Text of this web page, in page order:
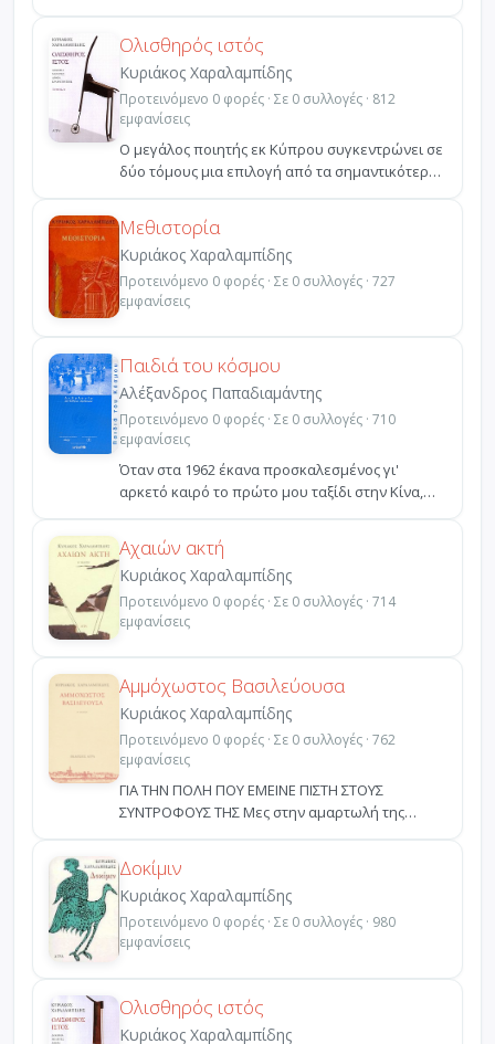
Κυριάκου Χαλαμπίδη π...
Ολισθηρός ιστός
Κυριάκος Χαραλαμπίδης
Προτεινόμενο 0 φορές · Σε 0 συλλογές · 812
εμφανίσεις
Ο μεγάλος ποιητής εκ Κύπρου συγκεντρώνει σε
δύο τόμους μια επιλογή από τα σημαντικότερα
δοκιμιακά το...
Μεθιστορία
Κυριάκος Χαραλαμπίδης
Προτεινόμενο 0 φορές · Σε 0 συλλογές · 727
εμφανίσεις
Παιδιά του κόσμου
Αλέξανδρος Παπαδιαμάντης
Προτεινόμενο 0 φορές · Σε 0 συλλογές · 710
εμφανίσεις
Όταν στα 1962 έκανα προσκαλεσμένος γι'
αρκετό καιρό το πρώτο μου ταξίδι στην Κίνα,
είχα την ευκαιρία...
Αχαιών ακτή
Κυριάκος Χαραλαμπίδης
Προτεινόμενο 0 φορές · Σε 0 συλλογές · 714
εμφανίσεις
Αμμόχωστος Βασιλεύουσα
Κυριάκος Χαραλαμπίδης
Προτεινόμενο 0 φορές · Σε 0 συλλογές · 762
εμφανίσεις
ΓΙΑ ΤΗΝ ΠΟΛΗ ΠΟΥ ΕΜΕΙΝΕ ΠΙΣΤΗ ΣΤΟΥΣ
ΣΥΝΤΡΟΦΟΥΣ ΤΗΣ Μες στην αμαρτωλή της
φορεσιάμε απομιμήσεις δέντρ...
Δοκίμιν
Κυριάκος Χαραλαμπίδης
Προτεινόμενο 0 φορές · Σε 0 συλλογές · 980
εμφανίσεις
Ολισθηρός ιστός
Κυριάκος Χαραλαμπίδης